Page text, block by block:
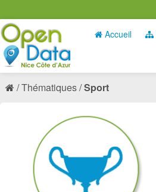
Accueil
Thématiques Sport